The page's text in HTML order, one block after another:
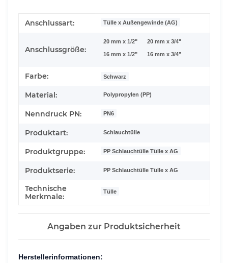
Produkteigenschaft
Wert
Anschlussart: Tülle x Außengewinde (AG)
Anschlussgröße:
20 mm x 1/2" 20 mm x 3/4"
16 mm x 1/2" 16 mm x 3/4"
Farbe: Schwarz
Material: Polypropylen (PP)
Nenndruck PN: PN6
Produktart: Schlauchtülle
Produktgruppe: PP Schlauchtülle Tülle x AG
Produktserie: PP Schlauchtülle Tülle x AG
Technische
Merkmale:
Tülle
Angaben zur Produktsicherheit
Herstellerinformationen: